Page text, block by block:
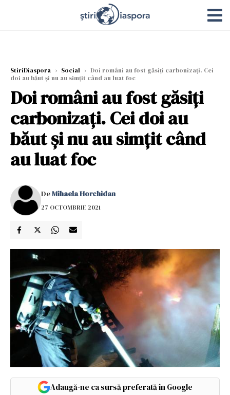
StiriDiaspora › Social › Doi români au fost găsiți carbonizați. Cei
doi au băut și nu au simțit când au luat foc
Doi români au fost găsiți
carbonizați. Cei doi au
băut și nu au simțit când
au luat foc
DeMihaela Horchidan
27 OCTOMBRIE 2021
Adaugă-ne ca sursă preferată în Google